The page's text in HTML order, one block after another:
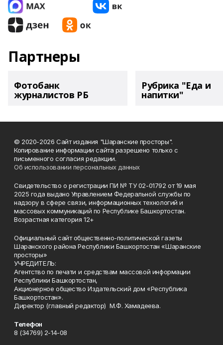
Партнеры
Фотобанк
журналистов РБ
Рубрика "Еда и
напитки"
© 2020-2026 Сайт издания "Шаранские просторы".
Копирование информации сайта разрешено только с
письменного согласия редакции.
Об использовании персональных данных
Свидетельство о регистрации ПИ № ТУ 02-01792 от 19 мая
2025 года выдано Управлением Федеральной службы по
надзору в сфере связи, информационных технологий и
массовых коммуникаций по Республике Башкортостан.
Возрастная категория 12+
Официальный сайт общественно-политической газеты
Шаранского района Республики Башкортостан «Шаранские
просторы»
УЧРЕДИТЕЛЬ:
Агентство по печати и средствам массовой информации
Республики Башкортостан,
Акционерное общество Издательский дом «Республика
Башкортостан».
Директор (главный редактор) М.Ф. Хамадеева.
Телефон
8 (34769) 2-14-08